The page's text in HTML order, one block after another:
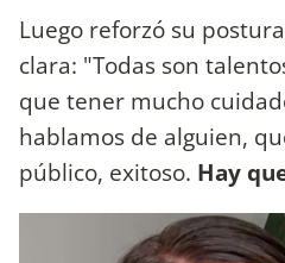
Luego reforzó su
clara: "Todas son
que tener mucho
hablamos de alguien,
público, exitoso. Hay